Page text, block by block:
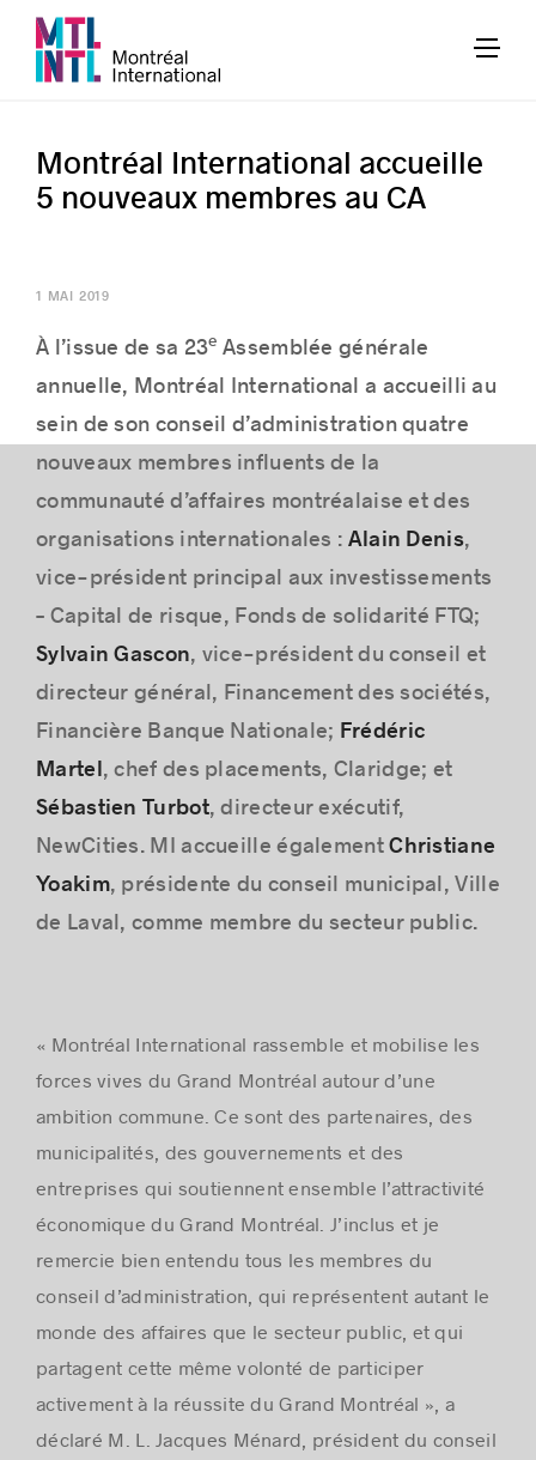
Histoires de réussite
Montréal International accueille
5 nouveaux membres au CA
1 MAI 2019
À l’issue de sa 23e Assemblée générale
annuelle, Montréal International a accueilli au
sein de son conseil d’administration quatre
nouveaux membres influents de la
communauté d’affaires montréalaise et des
organisations internationales : Alain Denis,
vice-président principal aux investissements
– Capital de risque, Fonds de solidarité FTQ;
Sylvain Gascon, vice-président du conseil et
directeur général, Financement des sociétés,
Financière Banque Nationale; Frédéric
Martel , chef des placements, Claridge; et
Sébastien Turbot, directeur exécutif,
NewCities. MI accueille égalementChristiane
Yoakim, présidente du conseil municipal, Ville
de Laval, comme membre du secteur public.
« Montréal International rassemble et mobilise les
forces vives du Grand Montréal autour d’une
ambition commune. Ce sont des partenaires, des
municipalités, des gouvernements et des
entreprises qui soutiennent ensemble l’attractivité
économique du Grand Montréal. J’inclus et je
remercie bien entendu tous les membres du
conseil d’administration, qui représentent autant le
monde des affaires que le secteur public, et qui
partagent cette même volonté de participer
activement à la réussite du Grand Montréal », a
déclaré M. L. Jacques Ménard, président du conseil